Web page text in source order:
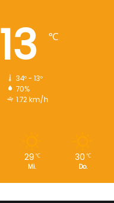
13 ℃
34º - 13º
70%
1.72 km/h
29 ℃
Mi.
30 ℃
Do.